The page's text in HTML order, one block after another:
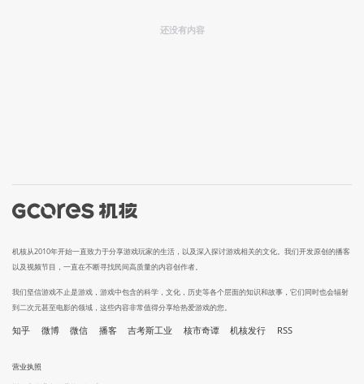
还没有内容
机核从2010年开始一直致力于分享游戏玩家的生活，以及深入探讨游戏相关的文化。我们开发原创的播客
以及视频节目，一直在不断寻找民间高质量的内容创作者。
我们坚信游戏不止是游戏，游戏中包含的科学，文化，历史等各个层面的知识和故事，它们同时也会辐射
到二次元甚至电影的领域，这些内容非常值得分享给热爱游戏的您。
知乎 微博 微信 播客 吉考斯工业 核市奇谭 机核发行 RSS
营业执照